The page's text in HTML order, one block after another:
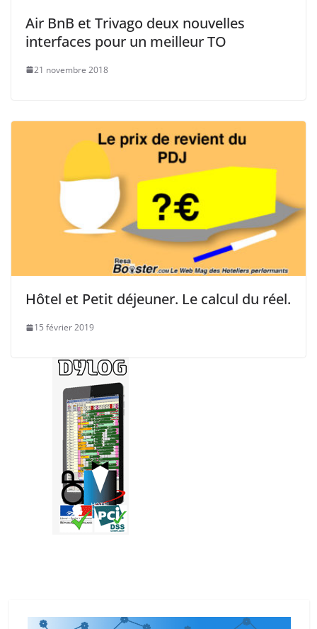
Air BnB et Trivago deux nouvelles
interfaces pour un meilleur TO
21 novembre 2018
Hôtel et Petit déjeuner. Le calcul du réel.
15 février 2019